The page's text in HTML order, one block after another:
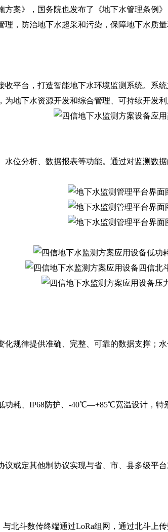
》，国务院也发布了《地下水管理条例
，防治地下水超采和污染，保障地下水质
台，打造智能地下水环境监测系统。系
地下水资源开发和综合管理、可持续开发
分析、数据报表等功能。通过对监测数
律提供准确、完整、可靠的数据支撑；水
、IP68防护、-40℃—+85℃宽温设计，特
定其他制协议实现与省、市、县多级平台
斗数传终端通过LoRa组网，通过北斗上